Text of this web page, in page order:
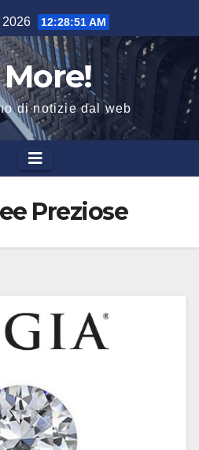
2026 12:28:51 AM
di notizie dal web
Preziose